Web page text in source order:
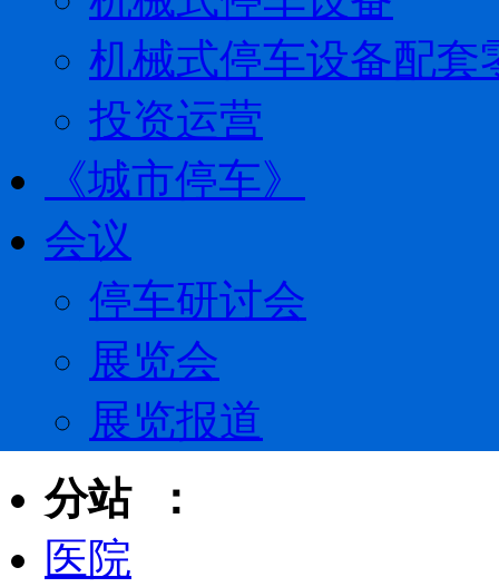
机械式停车设备配套
投资运营
《城市停车》
会议
停车研讨会
展览会
展览报道
分站 ：
医院